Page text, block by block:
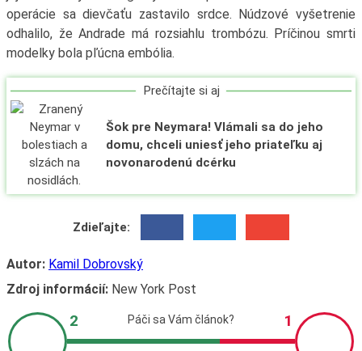
operácie sa dievčaťu zastavilo srdce. Núdzové vyšetrenie
odhalilo, že Andrade má rozsiahlu trombózu. Príčinou smrti
modelky bola pľúcna embólia.
Prečítajte si aj
Šok pre Neymara! Vlámali sa do jeho
domu, chceli uniesť jeho priateľku aj
novonarodenú dcérku
Zdieľajte:
Autor: Kamil Dobrovský
Zdroj informácií:New York Post